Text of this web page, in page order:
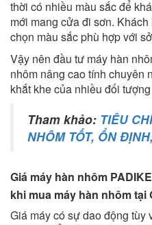
thời có nhiều màu sắc để
mới mang cửa đi sơn.
chọn màu sắc phù hợp với
Vậy nên đầu tư máy hàn
nhôm nâng cao tính chuyên
khắt khe của nhiều đối
Tham khảo: TIÊU
NHÔM TỐT, ỔN
Giá máy hàn nhôm
khi mua máy hàn nhôm tại
Giá máy có sự dao động